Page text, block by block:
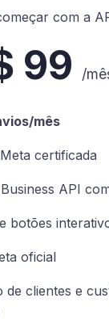
com a
99 /
mês
certificada
API
botões
oficial
de clientes e